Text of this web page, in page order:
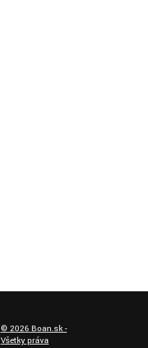
© 2026 Boan.sk -
Všetky práva